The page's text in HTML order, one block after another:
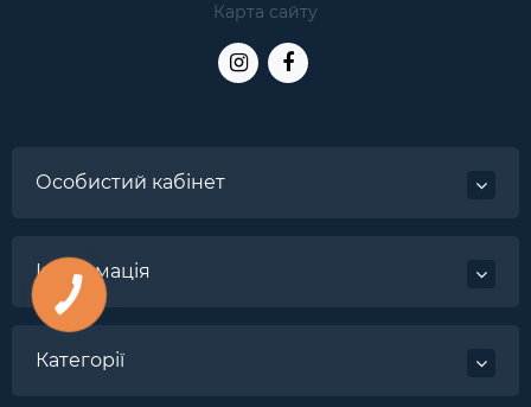
Карта сайту
Особистий кабінет
Інформація
Категорії